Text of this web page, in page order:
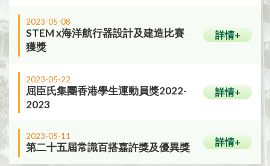
2023-05-08
STEM x海洋航行器設計及建造比賽
獲獎
詳情+
2023-05-22
屈臣氏集團香港學生運動員獎2022-
2023
詳情+
2023-05-11
第二十五屆常識百搭嘉許獎及優異獎 詳情+